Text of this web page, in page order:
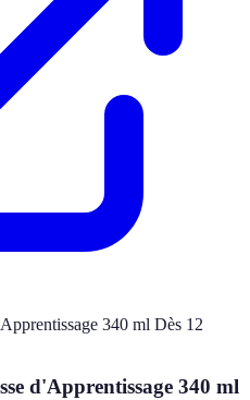
d'Apprentissage 340 ml